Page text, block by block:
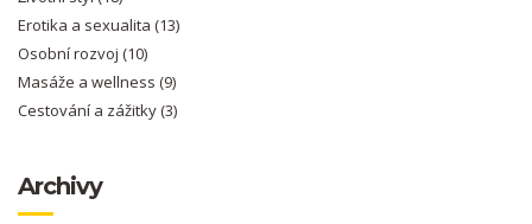
Erotika a sexualita (13)
Osobní rozvoj (10)
Masáže a wellness (9)
Cestování a zážitky(3)
Archivy